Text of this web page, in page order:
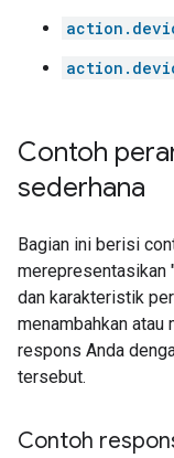
Contoh
sederhana
Bagian ini berisi
merepresentasikan
dan karakteristik
menambahkan atau
respons Anda
tersebut.
Contoh